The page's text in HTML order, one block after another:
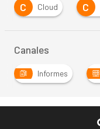
C
Cloud C
Canales
Informes